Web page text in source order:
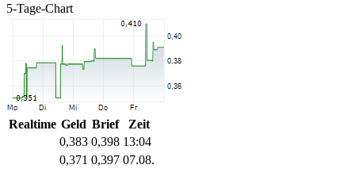
5-Tage-Chart
Realtime Geld Brief
Zeit
0,383 0,398 13:04
0,371 0,397 07.08.